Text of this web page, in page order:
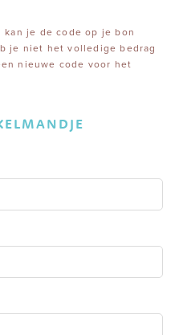
kan je de code op je bon
je niet het volledige bedrag
nieuwe code voor het